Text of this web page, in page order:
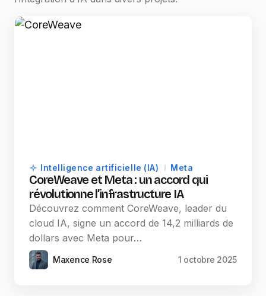
Intelligence artificielle (IA) Meta
CoreWeave et Meta : un accord qui
révolutionne l’infrastructure IA
Découvrez comment CoreWeave, leader du
cloud IA, signe un accord de 14,2 milliards de
dollars avec Meta pour…
Maxence Rose 1 octobre 2025